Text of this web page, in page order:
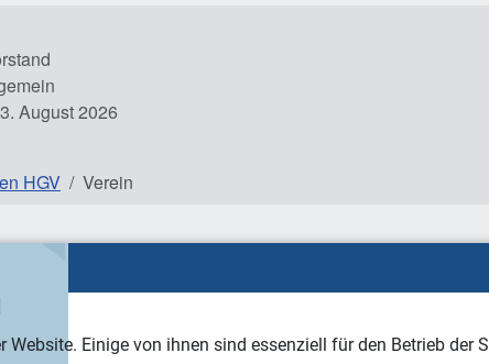
August 2026
HGV Verein
Website. Einige von ihnen sind essenziell für den Betrieb